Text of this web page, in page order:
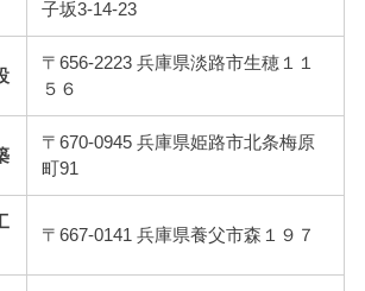
子坂3-14-23
〒656-2223 兵庫県淡路市生穂１１
５６
〒670-0945 兵庫県姫路市北条梅原
町91
〒667-0141 兵庫県養父市森１９７